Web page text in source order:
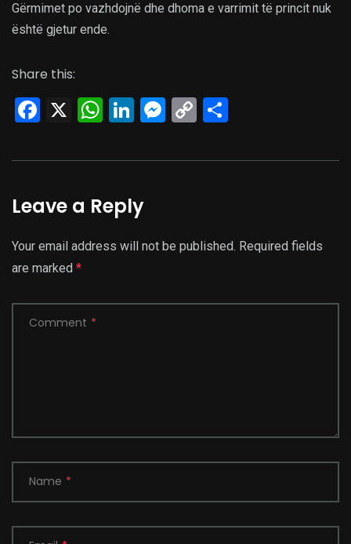
Gërmimet po vazhdojnë dhe dhoma e varrimit të princit nuk
është gjetur ende.
Share this:
Facebook
X WhatsApp
LinkedIn
Messenger
Copy
Leave a Reply
Your email address will not be published. Required fields
are marked *
Comment *
Name *